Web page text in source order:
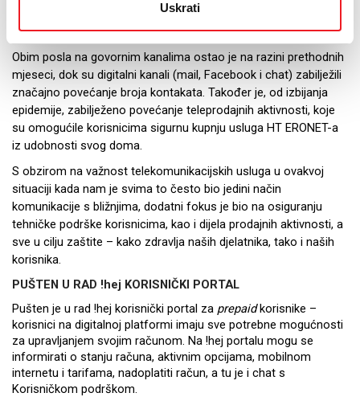
Uskrati
sklopu paketa Office 365 licencije E1, uz potpuno besplatnih
šest mjeseci korištenja.”
Obim posla na govornim kanalima ostao je na razini prethodnih
mjeseci, dok su digitalni kanali (mail, Facebook i chat) zabilježili
značajno povećanje broja kontakata. Također je, od izbijanja
epidemije, zabilježeno povećanje teleprodajnih aktivnosti, koje
su omogućile korisnicima sigurnu kupnju usluga HT ERONET-a
iz udobnosti svog doma.
S obzirom na važnost telekomunikacijskih usluga u ovakvoj
situaciji kada nam je svima to često bio jedini način
komunikacije s bližnjima, dodatni fokus je bio na osiguranju
tehničke podrške korisnicima, kao i dijela prodajnih aktivnosti, a
sve u cilju zaštite – kako zdravlja naših djelatnika, tako i naših
korisnika.
PUŠTEN U RAD !hej KORISNIČKI PORTAL
Pušten je u rad !hej korisnički portal za prepaidkorisnike –
korisnici na digitalnoj platformi imaju sve potrebne mogućnosti
za upravljanjem svojim računom. Na !hej portalu mogu se
informirati o stanju računa, aktivnim opcijama, mobilnom
internetu i tarifama, nadoplatiti račun, a tu je i chat s
Korisničkom podrškom.